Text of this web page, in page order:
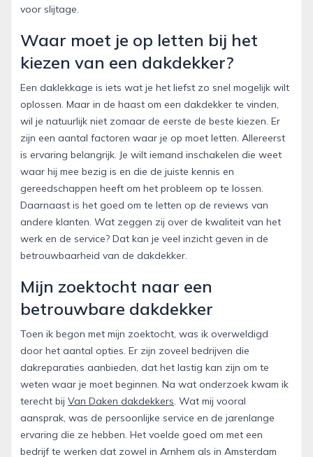
voor slijtage.
Waar moet je op letten bij het
kiezen van een dakdekker?
Een daklekkage is iets wat je het liefst zo snel mogelijk wilt
oplossen. Maar in de haast om een dakdekker te vinden,
wil je natuurlijk niet zomaar de eerste de beste kiezen. Er
zijn een aantal factoren waar je op moet letten. Allereerst
is ervaring belangrijk. Je wilt iemand inschakelen die weet
waar hij mee bezig is en die de juiste kennis en
gereedschappen heeft om het probleem op te lossen.
Daarnaast is het goed om te letten op de reviews van
andere klanten. Wat zeggen zij over de kwaliteit van het
werk en de service? Dat kan je veel inzicht geven in de
betrouwbaarheid van de dakdekker.
Mijn zoektocht naar een
betrouwbare dakdekker
Toen ik begon met mijn zoektocht, was ik overweldigd
door het aantal opties. Er zijn zoveel bedrijven die
dakreparaties aanbieden, dat het lastig kan zijn om te
weten waar je moet beginnen. Na wat onderzoek kwam ik
terecht bij Van Daken dakdekkers. Wat mij vooral
aansprak, was de persoonlijke service en de jarenlange
ervaring die ze hebben. Het voelde goed om met een
bedrijf te werken dat zowel in Arnhem als in Amsterdam